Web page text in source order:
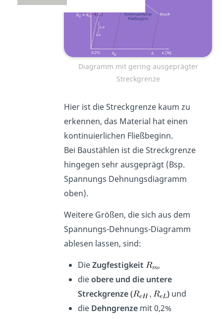
Diagramm mit gering ausgeprägter
Streckgrenze
Hier ist die Streckgrenze kaum zu
erkennen, das Material hat einen
kontinuierlichen Fließbeginn.
Bei Baustählen ist die Streckgrenze
hingegen sehr ausgeprägt (Bsp.
Spannungs Dehnungsdiagramm
oben).
Weitere Größen, die sich aus dem
Spannungs-Dehnungs-Diagramm
ablesen lassen, sind:
DieZugfestigkeit
,
dieobere und die untere
Streckgrenze (
) und
die Dehngrenze mit 0,2%